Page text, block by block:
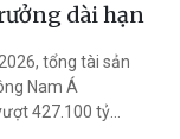
dài hạn
tổng tài sản
Nam Á
427.100 tỷ